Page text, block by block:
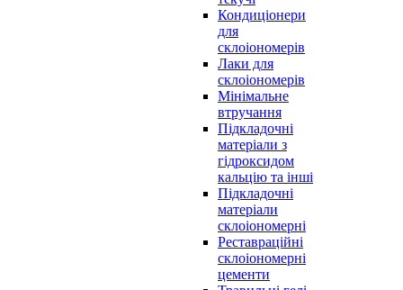
Кондиціонери
для
склоіономерів
Лаки для
склоіономерів
Мінімальне
втручання
Підкладочні
матеріали з
гідроксидом
кальцію та інші
Підкладочні
матеріали
склоіономерні
Реставраційні
склоіономерні
цементи